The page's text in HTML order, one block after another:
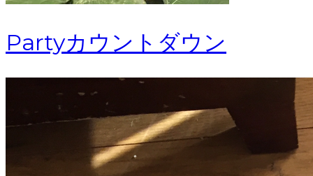
Partyカウントダウン